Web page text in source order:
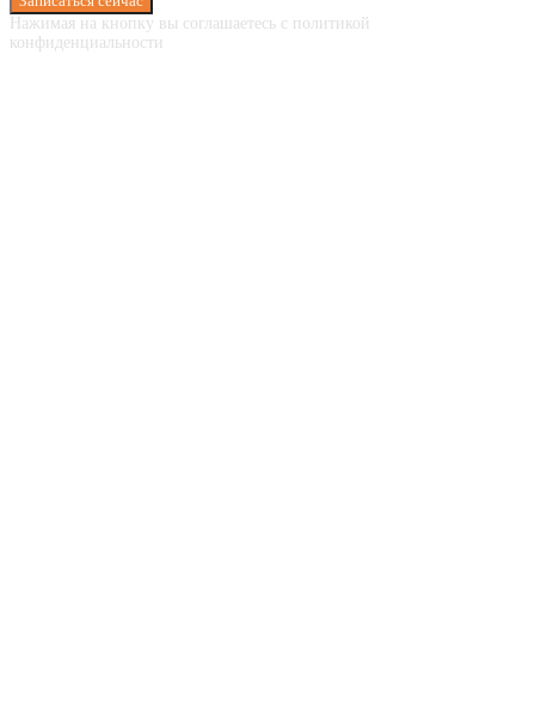
Нажимая на кнопку вы соглашаетесь с политикой
конфиденциальности